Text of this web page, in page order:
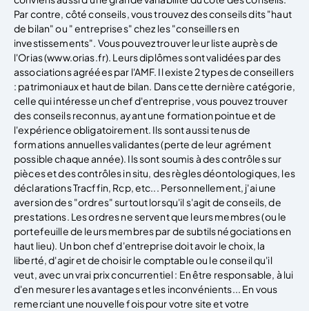
Par contre, côté conseils, vous trouvez des conseils dits "haut
de bilan" ou " entreprises" chez les "conseillers en
investissements". Vous pouvez trouver leur liste auprès de
l'Orias (www.orias.fr). Leurs diplômes sont validées par des
associations agréées par l'AMF. Il existe 2 types de conseillers
: patrimoniaux et haut de bilan. Dans cette dernière catégorie,
celle qui intéresse un chef d'entreprise, vous pouvez trouver
des conseils reconnus, ayant une formation pointue et de
l'expérience obligatoirement. Ils sont aussi tenus de
formations annuelles validantes (perte de leur agrément
possible chaque année). Ils sont soumis à des contrôles sur
pièces et des contrôles in situ, des règles déontologiques, les
déclarations Tracffin, Rcp, etc... Personnellement, j'ai une
aversion des "ordres" surtout lorsqu'il s'agit de conseils, de
prestations. Les ordres ne servent que leurs membres (ou le
portefeuille de leurs membres par de subtils négociations en
haut lieu). Un bon chef d'entreprise doit avoir le choix, la
liberté, d'agir et de choisir le comptable ou le conseil qu'il
veut, avec un vrai prix concurrentiel : En être responsable, à lui
d'en mesurer les avantages et les inconvénients... En vous
remerciant une nouvelle fois pour votre site et votre